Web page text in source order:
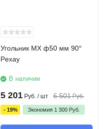
Угольник MX ф50 мм 90°
Pexay
В наличии
5 201 Руб. / шт 6 501 Руб.
- 19% Экономия 1 300 Руб.